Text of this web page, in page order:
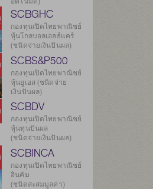
SCBGHC
กองทุนเปิดไทยพาณิชย์
หุ้นโกลบอลเฮลธ์แคร์
(ชนิดจ่ายเงินปันผล)
SCBS&P500
กองทุนเปิดไทยพาณิชย์
หุ้นยูเอส (ชนิดจ่าย
เงินปันผล)
SCBDV
กองทุนเปิดไทยพาณิชย์
หุ้นทุนปันผล
(ชนิดจ่ายเงินปันผล)
SCBINCA
กองทุนเปิดไทยพาณิชย์
อินคัม
(ชนิดสะสมมูลค่า)